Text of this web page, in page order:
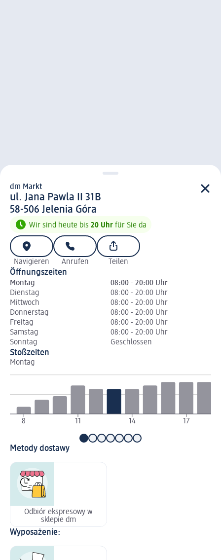
d m Markt
dm Markt
ul. Jana Pawla II 31B
5 8 - 5 0 6
58-506 Jelenia Góra
Wir sind heute bis 20 Uhr für Sie da
Navigieren Anrufen Teilen
Öffnungszeiten
Montag
08:00 - 20:00 Uhr
Dienstag
08:00 - 20:00 Uhr
Mittwoch
08:00 - 20:00 Uhr
Donnerstag
08:00 - 20:00 Uhr
Freitag
08:00 - 20:00 Uhr
Samstag
08:00 - 20:00 Uhr
Sonntag
Geschlossen
Stoßzeiten
Montag
8 11 14 17
Metody dostawy
Odbiór ekspresowy w
sklepie dm
Wyposażenie: